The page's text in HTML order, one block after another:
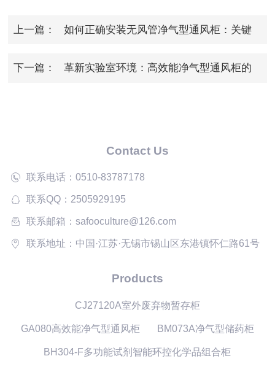
上一篇： 如何正确安装无风管净气型通风柜：关键
下一篇： 革新实验室环境：高效能净气型通风柜的
Contact Us
联系电话：0510-83787178
联系QQ：2505929195
联系邮箱：safooculture@126.com
联系地址：中国·江苏·无锡市锡山区东港镇怀仁路61号
Products
CJ27120A室外废弃物暂存柜
GA080高效能净气型通风柜 BM073A净气型储药柜
BH304-F多功能试剂智能环控化学品组合柜